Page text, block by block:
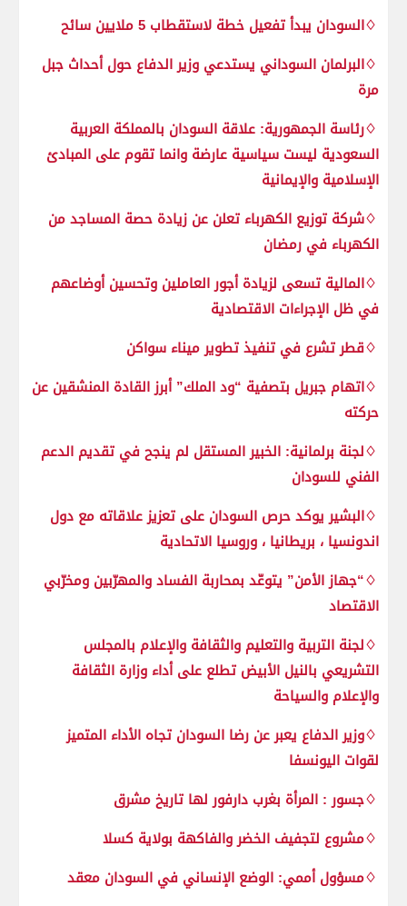
♢السودان يبدأ تفعيل خطة لاستقطاب 5 ملايين سائح
♢البرلمان السوداني يستدعي وزير الدفاع حول أحداث جبل
مرة
♢رئاسة الجمهورية: علاقة السودان بالمملكة العربية
السعودية ليست سياسية عارضة وانما تقوم على المبادئ
الإسلامية والإيمانية
♢شركة توزيع الكهرباء تعلن عن زيادة حصة المساجد من
الكهرباء في رمضان
♢المالية تسعى لزيادة أجور العاملين وتحسين أوضاعهم
في ظل الإجراءات الاقتصادية
♢قطر تشرع في تنفيذ تطوير ميناء سواكن
♢اتهام جبريل بتصفية “ود الملك” أبرز القادة المنشقين عن
حركته
♢لجنة برلمانية: الخبير المستقل لم ينجح في تقديم الدعم
الفني للسودان
♢البشير يوكد حرص السودان على تعزيز علاقاته مع دول
اندونسيا ، بريطانيا ، وروسيا الاتحادية
♢“جهاز الأمن” يتوعّد بمحاربة الفساد والمهرّبين ومخرّبي
الاقتصاد
♢لجنة التربية والتعليم والثقافة والإعلام بالمجلس
التشريعي بالنيل الأبيض تطلع على أداء وزارة الثقافة
والإعلام والسياحة
♢وزير الدفاع يعبر عن رضا السودان تجاه الأداء المتميز
لقوات اليونسفا
♢جسور : المرأة بغرب دارفور لها تاريخ مشرق
♢مشروع لتجفيف الخضر والفاكهة بولاية كسلا
♢مسؤول أممي: الوضع الإنساني في السودان معقد